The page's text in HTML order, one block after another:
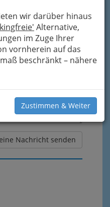
wir darüber hinaus
Alternative,
im Zuge Ihrer
vornherein auf das
beschränkt – nähere
Zustimmen & Weiter
Nachricht senden